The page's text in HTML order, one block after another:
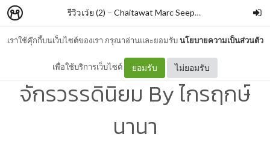
เราใช้คุ๊กกี้บนเว็บไซต์ของเรา กรุณาอ่านและยอมรับนโยบายความเป็นส่วนตัว
เพื่อใช้บริการเว็บไซต์ ยอมรับ ไม่ยอมรับ
รีวิวเว้ย (2) – Chaitawat Marc Seephongsai
สยามรัฐท่ามกลาง
จักรวรรดินิยม By ไกรฤกษ์
นานา